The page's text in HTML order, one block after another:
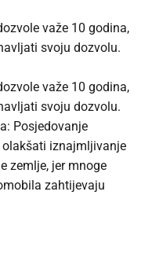
važe 10 godina,
svoju dozvolu.
važe 10 godina,
svoju dozvolu.
Posjedovanje
olakšati iznajmljivanje
zemlje, jer mnoge
zahtijevaju